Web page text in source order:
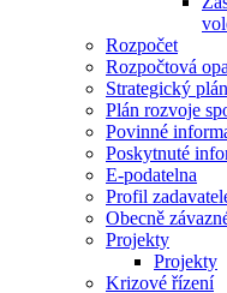
Rozpočet
Rozpočtová
Strategický
Plán rozvoje
Povinné
Poskytnuté
E-podatelna
Profil
Obecně
Projekty
Projekty
Krizové řízení